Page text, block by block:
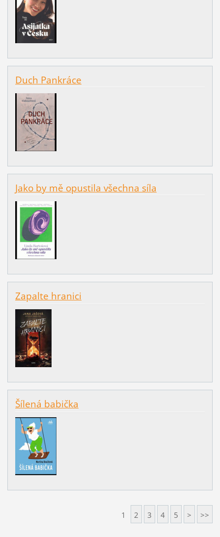
Duch Pankráce
Jako by mě opustila všechna síla
Zapalte hranici
Šílená babička
1 2 3 4 5 > >>